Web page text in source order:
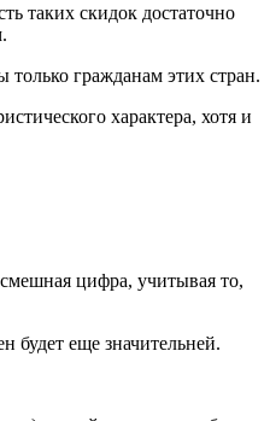
таких скидок достаточно
гражданам этих стран.
характера, хотя и
цифра, учитывая то,
еще значительней.